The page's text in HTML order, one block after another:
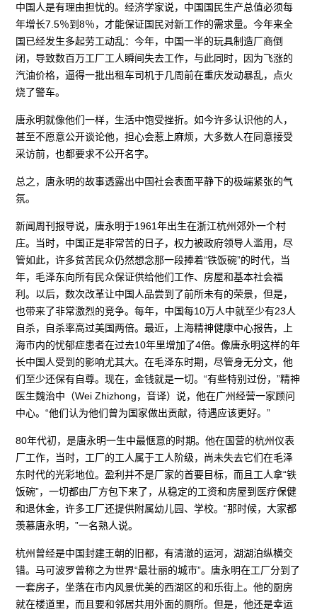
中国人是有理由担忧的。经济学家说，中国国民生产总值必须每
年增长7.5％到8％，才能保证国民对新工作的需求量。今年来全
国已经发生多起劳工动乱：今年，中国一半的玩具制造厂商倒
闭，导致数百万工厂工人瞬间失去工作，与此同时，因为飞涨的
汽油价格，逼得一批出租车司机于几周前在重庆发动暴乱，点火
烧了警车。
唐永明就像他们一样，生活中饱受挫折。如今许多认识他的人，
甚至不愿意公开谈论他，担心会惹上麻烦，大多数人在同意接受
采访前，也都要求不公开名字。
总之，唐永明的故事透露出中国社会表面平静下的极端紧张的气
氛。
新闻周刊报导说，唐永明于1961年出生在浙江杭州郊外一个村
庄。当时，中国正是非常苦的日子，权力被政府领导人滥用，尽
管如此，许多贫苦民众仍然想念那一段捧着“铁饭碗”的时代，当
年，毛泽东向所有民众保证供给他们工作、房屋和基本社会福
利。以后，数次改革让中国人品尝到了前所未有的荣景，但是，
也带来了非常激烈的竞争。每年，中国每10万人中就至少有23人
自杀，自杀率高过美国两倍。最近，上海精神健康中心报告，上
海市内的忧郁症患者在过去10年里增加了4倍。像唐永明这样的年
长中国人受到的影响尤其大。在毛泽东时期，尽管身无分文，他
们至少还保有自尊。现在，金钱就是一切。“有些特别过份，”精神
医生魏治中（Wei Zhizhong，音译）说，他在广州经营一家顾问
中心。“他们认为他们曾为国家做出贡献，待遇应该更好。”
80年代初，是唐永明一生中最惬意的时期。他在国营的杭州仪表
厂工作，当时，工厂的工人属于工人阶级，尚未失去它们在毛泽
东时代的光彩地位。盈利并不是厂家的首要目标，而且工人拿“铁
饭碗”，一切都由厂方包下来了，从稳定的工资和房屋到医疗保健
和退休金，许多工厂还提供附属幼儿园、学校。“那时候，大家都
羡慕唐永明，”一名熟人说。
杭州曾经是中国封建王朝的旧都，有清澈的运河，湖湖泊纵横交
错。马可波罗曾称之为世界“最壮丽的城市”。唐永明在工厂分到了
一套房子，坐落在市内风景优美的西湖区的和乐街上。他的厨房
就在楼道里，而且要和邻居共用外面的厕所。但是，他还是幸运